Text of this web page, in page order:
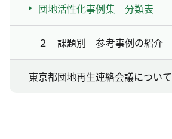
団地活性化事例集 分類表
２ 課題別 参考事例の紹介
東京都団地再生連絡会議について